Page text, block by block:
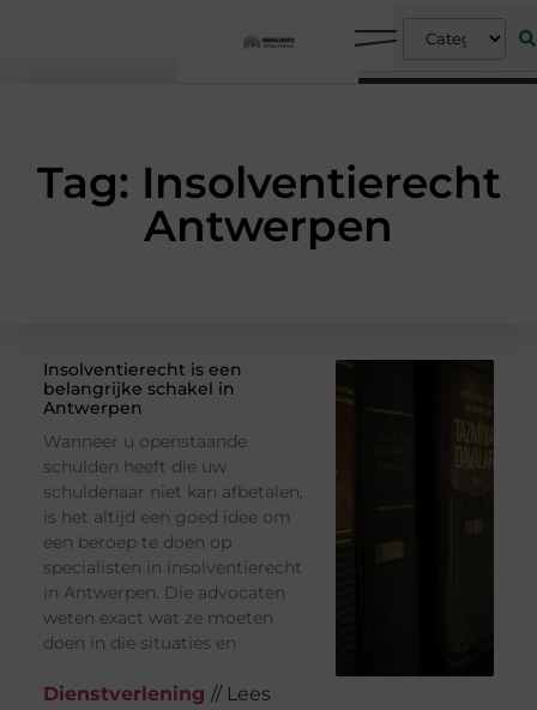
Tag: Insolventierecht
Antwerpen
Insolventierecht is een
belangrijke schakel in
Antwerpen
Wanneer u openstaande
schulden heeft die uw
schuldenaar niet kan afbetalen,
is het altijd een goed idee om
een beroep te doen op
specialisten in insolventierecht
in Antwerpen. Die advocaten
weten exact wat ze moeten
doen in die situaties en
Dienstverlening // Lees